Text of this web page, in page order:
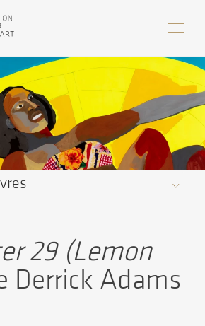
29 (Lemon
Derrick Adams